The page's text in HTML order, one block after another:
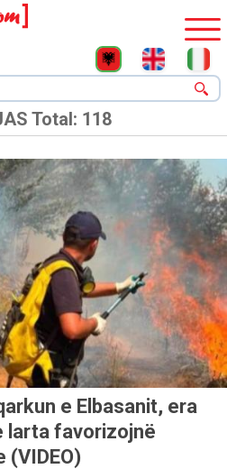
Total: 118
e Elbasanit, era
larta favorizojnë
(VIDEO)